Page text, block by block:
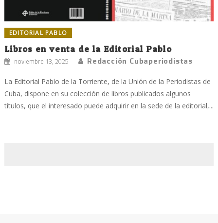
EDITORIAL PABLO
Libros en venta de la Editorial Pablo
noviembre 13, 2025 Redacción Cubaperiodistas
La Editorial Pablo de la Torriente, de la Unión de la Periodistas de
Cuba, dispone en su colección de libros publicados algunos
títulos, que el interesado puede adquirir en la sede de la editorial,...